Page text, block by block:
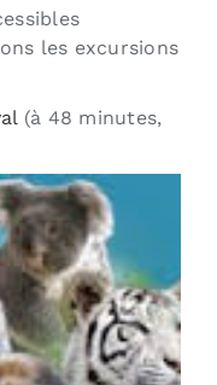
les excursions
(à 48 minutes,